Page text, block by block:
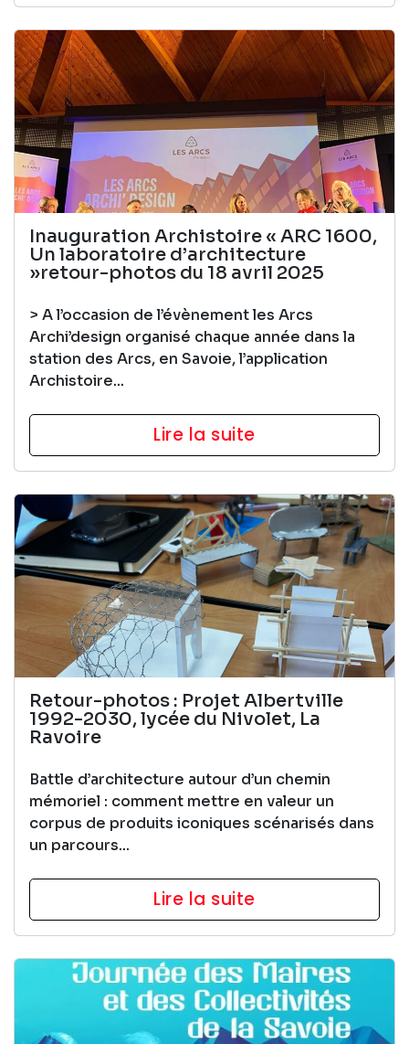
Inauguration Archistoire « ARC 1600,
Un laboratoire d’architecture
»retour-photos du 18 avril 2025
> A l’occasion de l’évènement les Arcs
Archi’design organisé chaque année dans la
station des Arcs, en Savoie, l’application
Archistoire...
Lire la suite
Retour-photos : Projet Albertville
1992-2030, lycée du Nivolet, La
Ravoire
Battle d’architecture autour d’un chemin
mémoriel : comment mettre en valeur un
corpus de produits iconiques scénarisés dans
un parcours...
Lire la suite